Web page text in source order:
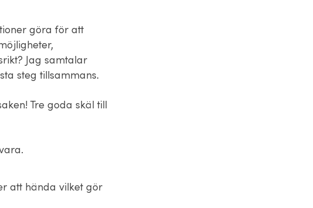
göra för att
Jag samtalar
steg tillsammans.
Tre goda skäl till
att hända vilket gör